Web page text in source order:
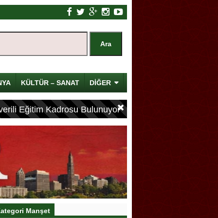
KÜLTÜR – SANAT DİĞER
Eğitim Kadrosu Bulunuyor
Manşet